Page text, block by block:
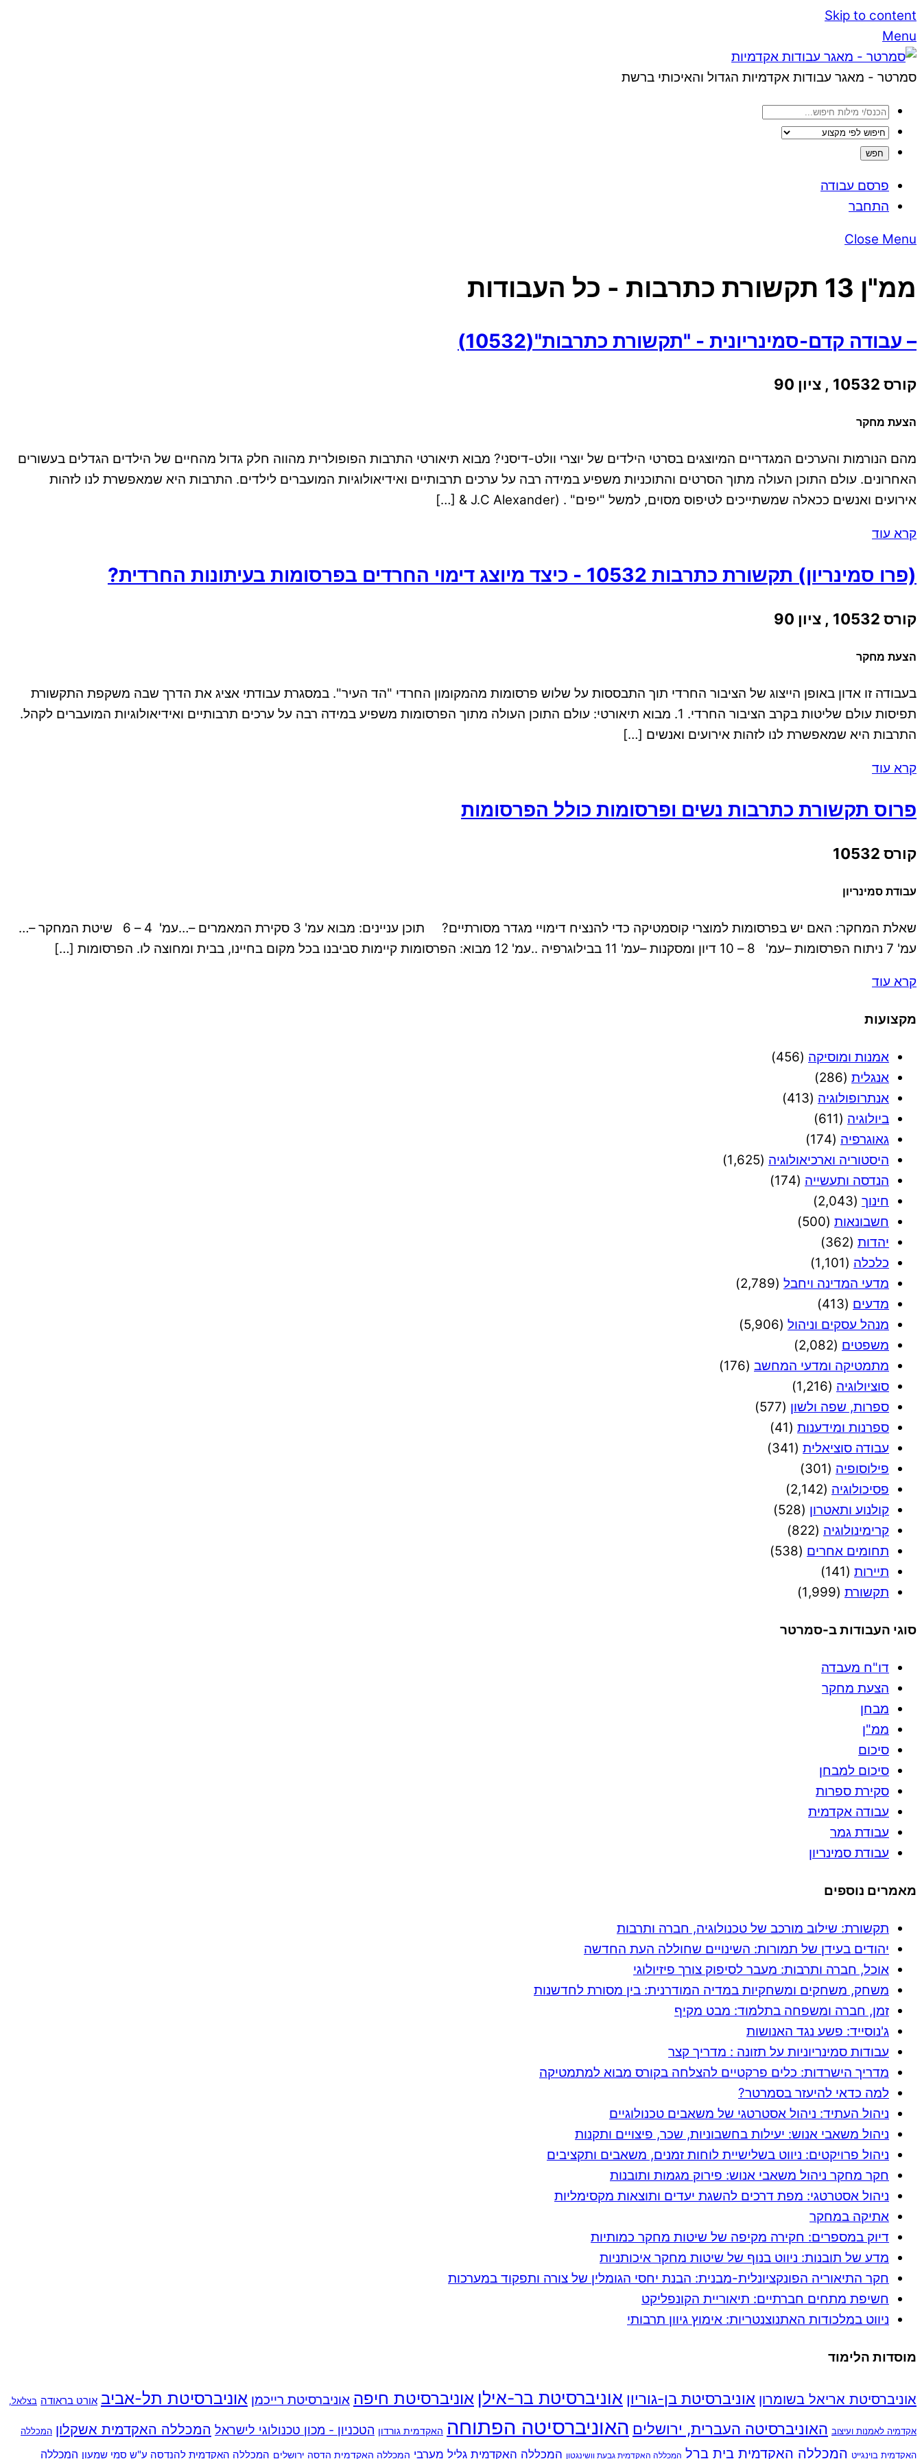
Skip to content
Menu
סמרטר - מאגר עבודות אקדמיות הגדול והאיכותי ברשת
פרסם עבודה
התחבר
Close Menu
ממ"ן 13 תקשורת כתרבות - כל העבודות
– עבודה קדם-סמינריונית - "תקשורת כתרבות"(10532)
קורס 10532 , ציון 90
הצעת מחקר
מהם הנורמות והערכים המגדריים המיוצגים בסרטי הילדים של יוצרי וולט-דיסני? מבוא תיאורטי התרבות הפופולרית מהווה חלק גדול מהחיים של הילדים הגדלים בעשורים
האחרונים. עולם התוכן העולה מתוך הסרטים והתוכניות משפיע במידה רבה על ערכים תרבותיים ואידיאולוגיות המועברים לילדים. התרבות היא שמאפשרת לנו לזהות
אירועים ואנשים ככאלה שמשתייכים לטיפוס מסוים, למשל "יפים" . (J.C Alexander & […]
קרא עוד
(פרו סמינריון) תקשורת כתרבות 10532 - כיצד מיוצג דימוי החרדים בפרסומות בעיתונות החרדית?
קורס 10532 , ציון 90
הצעת מחקר
בעבודה זו אדון באופן הייצוג של הציבור החרדי תוך התבססות על שלוש פרסומות מהמקומון החרדי "הד העיר". במסגרת עבודתי אציג את הדרך שבה משקפת התקשורת
תפיסות עולם שליטות בקרב הציבור החרדי. 1. מבוא תיאורטי: עולם התוכן העולה מתוך הפרסומות משפיע במידה רבה על ערכים תרבותיים ואידיאולוגיות המועברים לקהל.
התרבות היא שמאפשרת לנו לזהות אירועים ואנשים […]
קרא עוד
פרוס תקשורת כתרבות נשים ופרסומות כולל הפרסומות
קורס 10532
עבודת סמינריון
שאלת המחקר: האם יש בפרסומות למוצרי קוסמטיקה כדי להנציח דימויי מגדר מסורתיים? תוכן עניינים: מבוא עמ' 3 סקירת המאמרים –…עמ' 4 – 6 שיטת המחקר –…
עמ' 7 ניתוח הפרסומות –עמ' 8 – 10 דיון ומסקנות –עמ' 11 בבילוגרפיה ..עמ' 12 מבוא: הפרסומות קיימות סביבנו בכל מקום בחיינו, בבית ומחוצה לו. הפרסומות […]
קרא עוד
מקצועות
אמנות ומוסיקה (456)
אנגלית (286)
אנתרופולוגיה (413)
ביולוגיה (611)
גאוגרפיה (174)
היסטוריה וארכיאולוגיה (1,625)
הנדסה ותעשייה (174)
חינוך (2,043)
חשבונאות (500)
יהדות (362)
כלכלה (1,101)
מדעי המדינה ויחבל (2,789)
מדעים (413)
מנהל עסקים וניהול (5,906)
משפטים (2,082)
מתמטיקה ומדעי המחשב (176)
סוציולוגיה (1,216)
ספרות, שפה ולשון (577)
ספרנות ומידענות (41)
עבודה סוציאלית (341)
פילוסופיה (301)
פסיכולוגיה (2,142)
קולנוע ותאטרון (528)
קרימינולוגיה (822)
תחומים אחרים (538)
תיירות (141)
תקשורת (1,999)
סוגי העבודות ב-סמרטר
דו"ח מעבדה
הצעת מחקר
מבחן
ממ"ן
סיכום
סיכום למבחן
סקירת ספרות
עבודה אקדמית
עבודת גמר
עבודת סמינריון
מאמרים נוספים
תקשורת: שילוב מורכב של טכנולוגיה, חברה ותרבות
יהודים בעידן של תמורות: השינויים שחוללה העת החדשה
אוכל, חברה ותרבות: מעבר לסיפוק צורך פיזיולוגי
משחק, משחקים ומשחקיות במדיה המודרנית: בין מסורת לחדשנות
זמן, חברה ומשפחה בתלמוד: מבט מקיף
ג'נוסייד: פשע נגד האנושות
עבודות סמינריוניות על תזונה : מדריך קצר
מדריך הישרדות: כלים פרקטיים להצלחה בקורס מבוא למתמטיקה
למה כדאי להיעזר בסמרטר?
ניהול העתיד: ניהול אסטרטגי של משאבים טכנולוגיים
ניהול משאבי אנוש: יעילות בחשבוניות, שכר, פיצויים ותקנות
ניהול פרויקטים: ניווט בשלישיית לוחות זמנים, משאבים ותקציבים
חקר מחקר ניהול משאבי אנוש: פירוק מגמות ותובנות
ניהול אסטרטגי: מפת דרכים להשגת יעדים ותוצאות מקסימליות
אתיקה במחקר
דיוק במספרים: חקירה מקיפה של שיטות מחקר כמותיות
מדע של תובנות: ניווט בנוף של שיטות מחקר איכותניות
חקר התיאוריה הפונקציונלית-מבנית: הבנת יחסי הגומלין של צורה ותפקוד במערכות
חשיפת מתחים חברתיים: תיאוריית הקונפליקט
ניווט במלכודות האתנוצנטריות: אימוץ גיוון תרבותי
מוסדות הלימוד
אוניברסיטת אריאל בשומרון אוניברסיטת בן-גוריון אוניברסיטת בר-אילן אוניברסיטת חיפה אוניברסיטת רייכמן אוניברסיטת תל-אביב אורט בראודה בצלאל,
אקדמיה לאמנות ועיצוב האוניברסיטה העברית, ירושלים האוניברסיטה הפתוחה האקדמית גורדון הטכניון - מכון טכנולוגי לישראל המכללה האקדמית אשקלון המכללה
האקדמית בוינגייט המכללה האקדמית בית ברל המכללה האקדמית גבעת וושינגטון המכללה האקדמית גליל מערבי המכללה האקדמית הדסה ירושלים המכללה האקדמית להנדסה ע"ש סמי שמעון המכללה